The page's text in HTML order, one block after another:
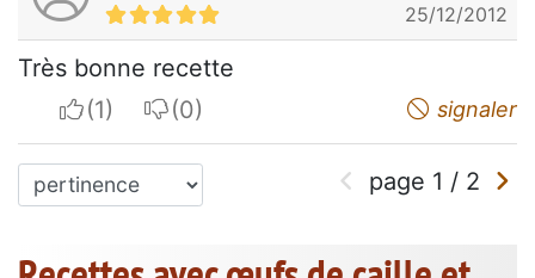
25/12/2012
Très bonne recette
I apreciateI do not appreciate signaler
page 1 / 2